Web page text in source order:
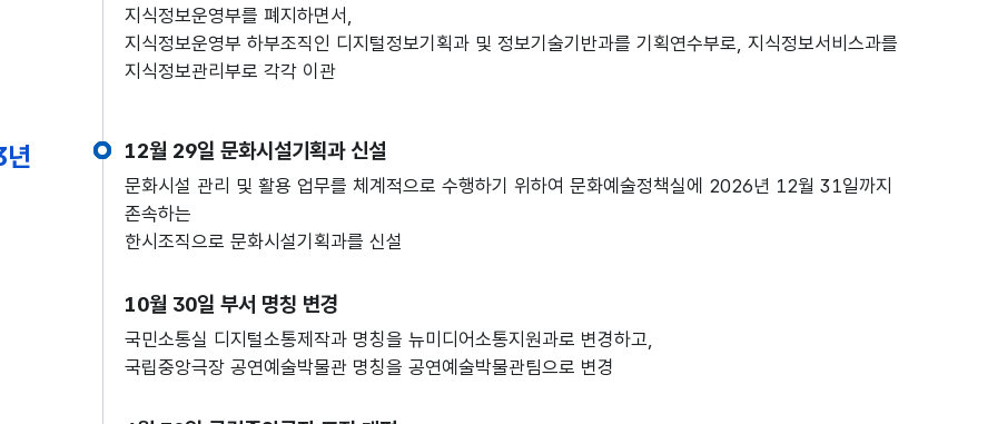
지식정보운영부를 폐지하면서,
지식정보운영부 하부조직인 디지털정보기획과 및 정보기술기반과를 기획연수부로, 지식정보서비스과를
지식정보관리부로 각각 이관
12월 29일 문화시설기획과 신설
문화시설 관리 및 활용 업무를 체계적으로 수행하기 위하여 문화예술정책실에 2026년 12월 31일까지
존속하는
한시조직으로 문화시설기획과를 신설
10월 30일 부서 명칭 변경
국민소통실 디지털소통제작과 명칭을 뉴미디어소통지원과로 변경하고,
국립중앙극장 공연예술박물관 명칭을 공연예술박물관팀으로 변경